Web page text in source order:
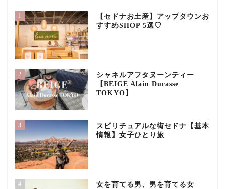
1
【セドナお土産】アップタウンお
すすめSHOP 5選♡
2
シャネルアフタヌーンティー
【BEIGE Alain Ducasse
TOKYO】
3
スピリチュアルな街セドナ【基本
情報】女子ひとり旅
4 女を育てる男、男を育てる女